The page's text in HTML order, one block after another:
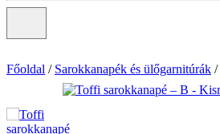
Főoldal / Sarokkanapék és ülőgarnitúrák /